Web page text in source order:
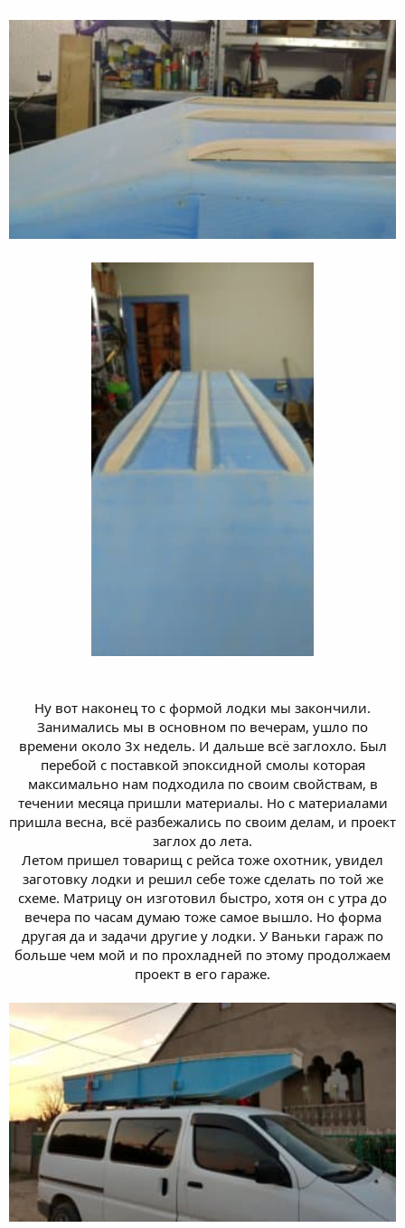
Ну вот наконец то с формой лодки мы закончили.
Занимались мы в основном по вечерам, ушло по
времени около 3х недель. И дальше всё заглохло. Был
перебой с поставкой эпоксидной смолы которая
максимально нам подходила по своим свойствам, в
течении месяца пришли материалы. Но с материалами
пришла весна, всё разбежались по своим делам, и проект
заглох до лета.
Летом пришел товарищ с рейса тоже охотник, увидел
заготовку лодки и решил себе тоже сделать по той же
схеме. Матрицу он изготовил быстро, хотя он с утра до
вечера по часам думаю тоже самое вышло. Но форма
другая да и задачи другие у лодки. У Ваньки гараж по
больше чем мой и по прохладней по этому продолжаем
проект в его гараже.